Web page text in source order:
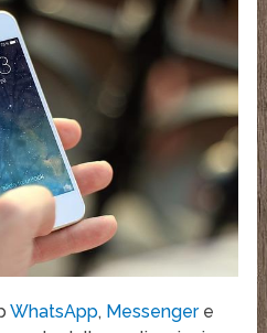
WhatsApp, Messengere